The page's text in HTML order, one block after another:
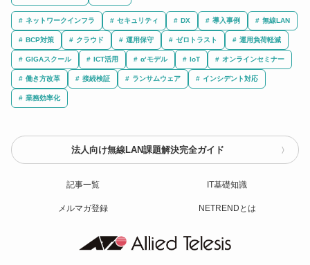
ネットワークインフラ セキュリティ DX 導入事例 無線LAN
BCP対策 クラウド 運用保守 ゼロトラスト 運用負荷軽減
GIGAスクール ICT活用 α’モデル IoT オンラインセミナー
働き方改革 接続検証 ランサムウェア インシデント対応
業務効率化
法人向け無線LAN課題解決完全ガイド
記事一覧 IT基礎知識
メルマガ登録 NETRENDとは